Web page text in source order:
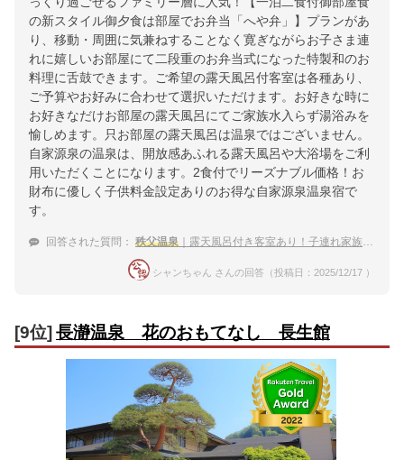
の新スタイル御夕食は部屋でお弁当「へや弁」】プランがあ
り、移動・周囲に気兼ねすることなく寛ぎながらお子さま連
れに嬉しいお部屋にて二段重のお弁当式になった特製和のお
料理に舌鼓できます。ご希望の露天風呂付客室は各種あり、
ご予算やお好みに合わせて選択いただけます。お好きな時に
お好きなだけお部屋の露天風呂にてご家族水入らず湯浴みを
愉しめます。只お部屋の露天風呂は温泉ではございません。
自家源泉の温泉は、開放感あふれる露天風呂や大浴場をご利
用いただくことになります。2食付でリーズナブル価格！お
財布に優しく子供料金設定ありのお得な自家源泉温泉宿で
す。
回答された質問： 秩父温泉 ｜露天風呂付き客室あり！子連れ家族におすすめの宿は？
シャンちゃん さんの回答（投稿日：2025/12/17 ）
[9位] 長瀞温泉 花のおもてなし 長生館